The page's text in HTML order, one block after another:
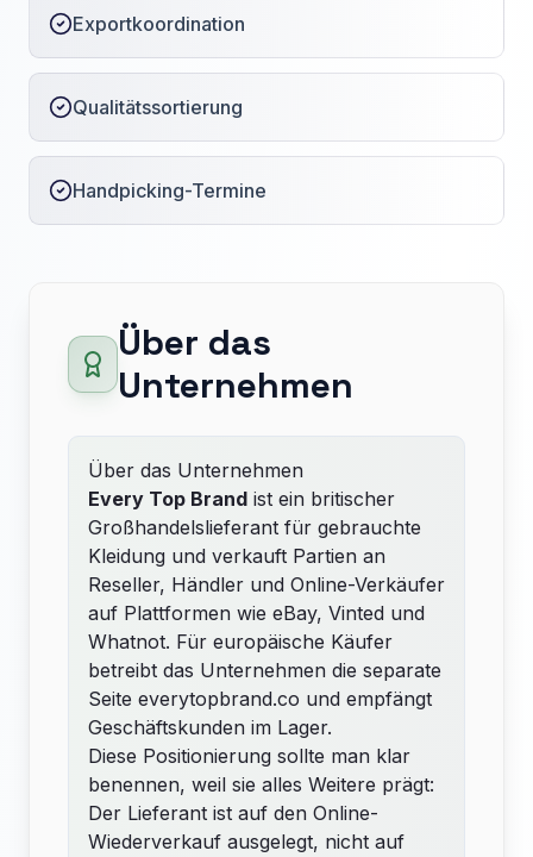
Exportkoordination
Qualitätssortierung
Handpicking-Termine
Über das
Unternehmen
Über das Unternehmen
Every Top Brand ist ein britischer
Großhandelslieferant für gebrauchte
Kleidung und verkauft Partien an
Reseller, Händler und Online-Verkäufer
auf Plattformen wie eBay, Vinted und
Whatnot. Für europäische Käufer
betreibt das Unternehmen die separate
Seite everytopbrand.co und empfängt
Geschäftskunden im Lager.
Diese Positionierung sollte man klar
benennen, weil sie alles Weitere prägt:
Der Lieferant ist auf den Online-
Wiederverkauf ausgelegt, nicht auf